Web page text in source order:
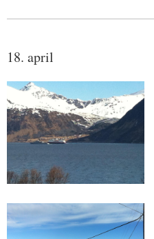
18. april